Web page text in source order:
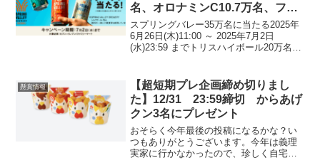
名、オロナミンC10.7万名、ファ
ミマジャスミンティー 1万名、ロ
ーソンのむヨーグルト毎日1万名
スプリングバレー35万名に当たる2025年
6月26日(木)11:00 ～ 2025年7月2日
(水)23:59 までトリスハイボール20万名に
10.7万名に当た...
懸賞情報
【超短期プレ企画締め切りまし
た】12/31 23:59締切 からあげ
クン3名にプレゼント
おそらく今年最後の投稿になるかな？い
つもありがとうございます。今年は義理
実家に行かなかったので、珍しく自宅で